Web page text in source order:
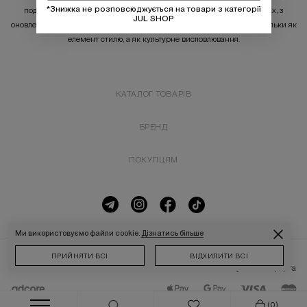
(0)
Ми використовуємо файли cookie. Дізнатись більше
ПРИЙНЯТИ ВСІ ВІДХИЛИТИ ВСІ
подана мовою мінімалізму. Футболки представлені в нових кольорах, з
оновленим кроєм і варіативністю графіки. Це одяг, що зчитується не тільки як
елемент стилю, а як культурне висловлювання.
КАТАЛОГ ТОВАРІВ
БРЕНД
ПОКУПЦЯМ
2026 © JUL Публічна оферта
*Знижка не розповсюджується на товари з категорії
JUL SHOP